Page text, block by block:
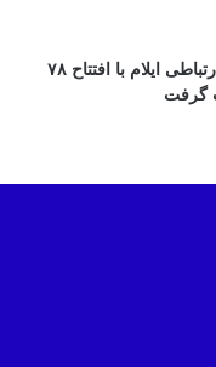
توسعه زیرساخت‌های ارتباطی ایلام با افتتاح ۷۸
گرفت